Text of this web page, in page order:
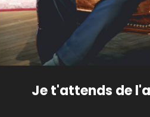
Je t'attends de